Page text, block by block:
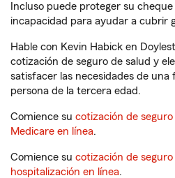
Incluso puede proteger su
incapacidad para ayudar a cubrir
Hable con Kevin Habick en
cotización de seguro de salud y
satisfacer las necesidades de
persona de la tercera edad.
Comience su cotización de
Medicare en línea.
Comience su cotización de
hospitalización en línea.